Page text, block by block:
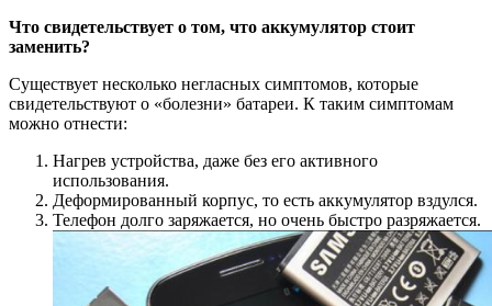
Что свидетельствует о том, что аккумулятор стоит
заменить?
Существует несколько негласных симптомов, которые
свидетельствуют о «болезни» батареи. К таким симптомам
можно отнести:
Нагрев устройства, даже без его активного
использования.
Деформированный корпус, то есть аккумулятор вздулся.
Телефон долго заряжается, но очень быстро разряжается.